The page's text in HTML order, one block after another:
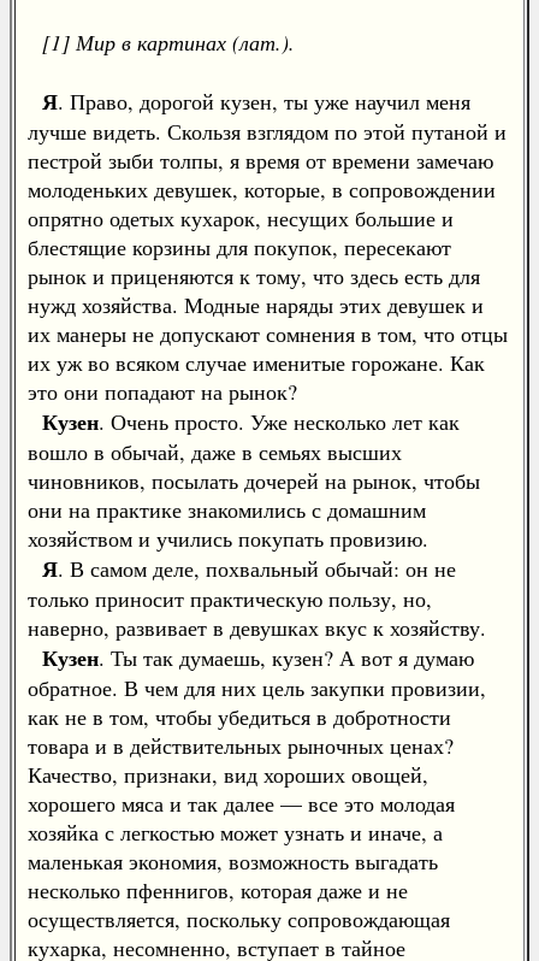
[1] Мир в картинах (лат.).
Я. Право, дорогой кузен, ты уже научил меня
лучше видеть. Скользя взглядом по этой путаной и
пестрой зыби толпы, я время от времени замечаю
молоденьких девушек, которые, в сопровождении
опрятно одетых кухарок, несущих большие и
блестящие корзины для покупок, пересекают
рынок и приценяются к тому, что здесь есть для
нужд хозяйства. Модные наряды этих девушек и
их манеры не допускают сомнения в том, что отцы
их уж во всяком случае именитые горожане. Как
это они попадают на рынок?
Кузен. Очень просто. Уже несколько лет как
вошло в обычай, даже в семьях высших
чиновников, посылать дочерей на рынок, чтобы
они на практике знакомились с домашним
хозяйством и учились покупать провизию.
Я. В самом деле, похвальный обычай: он не
только приносит практическую пользу, но,
наверно, развивает в девушках вкус к хозяйству.
Кузен. Ты так думаешь, кузен? А вот я думаю
обратное. В чем для них цель закупки провизии,
как не в том, чтобы убедиться в добротности
товара и в действительных рыночных ценах?
Качество, признаки, вид хороших овощей,
хорошего мяса и так далее — все это молодая
хозяйка с легкостью может узнать и иначе, а
маленькая экономия, возможность выгадать
несколько пфеннигов, которая даже и не
осуществляется, поскольку сопровождающая
кухарка, несомненно, вступает в тайное